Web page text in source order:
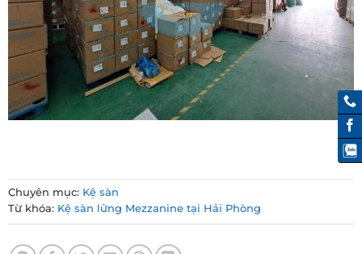
Chuyên mục: Kệ sàn
Từ khóa: Kệ sàn lửng Mezzanine tại Hải Phòng